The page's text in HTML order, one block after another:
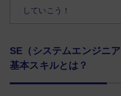
していこう！
SE（システムエンジニ
基本スキルとは？